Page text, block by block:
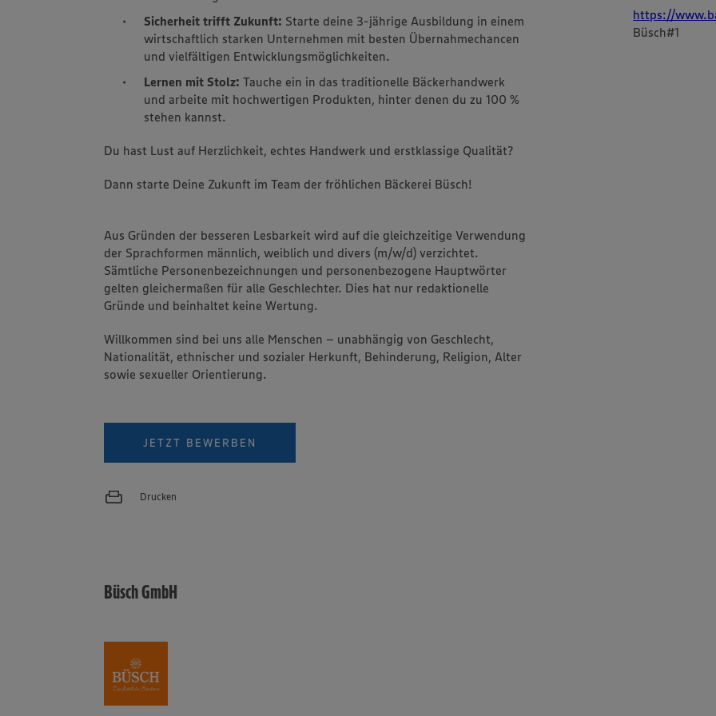
Sicherheit trifft Zukunft: Starte deine 3-jährige Ausbildung in einem
wirtschaftlich starken Unternehmen mit besten Übernahmechancen
und vielfältigen Entwicklungsmöglichkeiten.
Lernen mit Stolz:Tauche ein in das traditionelle Bäckerhandwerk
und arbeite mit hochwertigen Produkten, hinter denen du zu 100 %
stehen kannst.
Du hast Lust auf Herzlichkeit, echtes Handwerk und erstklassige Qualität?
Dann starte Deine Zukunft im Team der fröhlichen Bäckerei Büsch!
Aus Gründen der besseren Lesbarkeit wird auf die gleichzeitige Verwendung
der Sprachformen männlich, weiblich und divers (m/w/d) verzichtet.
Sämtliche Personenbezeichnungen und personenbezogene Hauptwörter
gelten gleichermaßen für alle Geschlechter. Dies hat nur redaktionelle
Gründe und beinhaltet keine Wertung.
Willkommen sind bei uns alle Menschen – unabhängig von Geschlecht,
Nationalität, ethnischer und sozialer Herkunft, Behinderung, Religion, Alter
sowie sexueller Orientierung.
JETZT BEWERBEN
Drucken
https://
Büsch#1
Büsch GmbH